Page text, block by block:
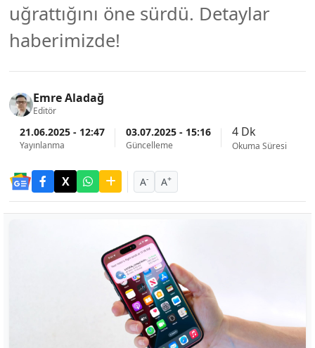
uğrattığını öne sürdü. Detaylar
haberimizde!
Emre Aladağ
Editör
21.06.2025 - 12:47
Yayınlanma
03.07.2025 - 15:16
Güncelleme
4 Dk
Okuma Süresi
A- A+